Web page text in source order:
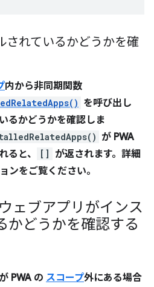
されているかどうかを確
内から非同期関数
を呼び出し
るかどうかを確認しま
が PWA
ると、
[]
が返されます。詳細
ンをご覧ください。
ェブアプリがインス
かどうかを確認する
PWA の スコープ外にある場合